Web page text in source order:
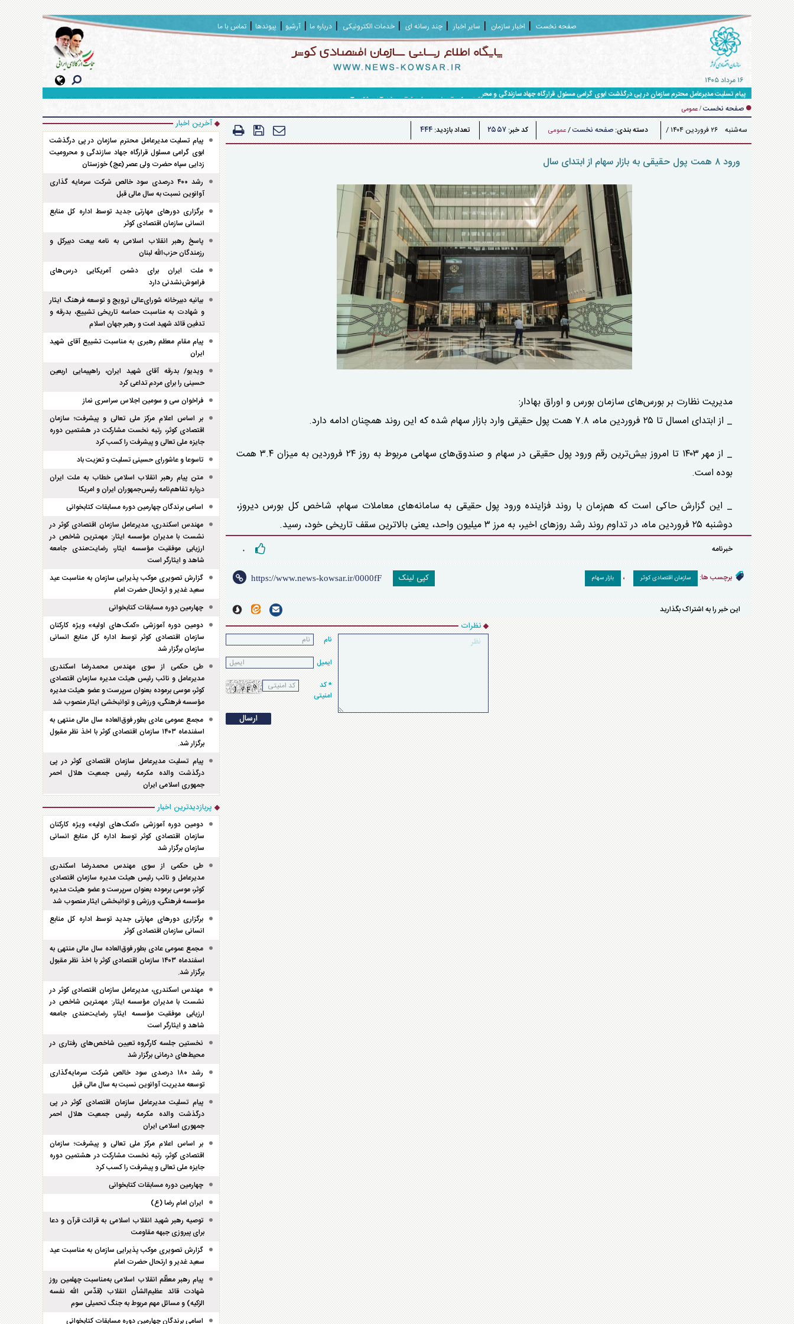
صفحه نخست اخبار سازمان سایر اخبار چند رسانه ای خدمات الکترونیکی درباره ما آرشیو پیوندها تماس با ما
۱۶ مرداد ۱۴۰۵
پیام تسلیت مدیرعامل محترم سازمان در پی درگذشت ابوی گرامی مسئول قرارگاه جهاد سازندگی و محرومیت زدایی سپاه حضرت ولی عصر (عج) خوزستان
صفحه نخست / عمومی
سه‌شنبه ۲۶ فروردين ۱۴۰۴ /
دسته بندی: صفحه نخست/عمومی کد خبر:۲۵۵۷ تعداد بازدید: ۴۴۴
ورود ۸ همت پول حقیقی به بازار سهام از ابتدای سال
مدیریت نظارت بر بورس‌های سازمان بورس و اوراق بهادار:
_ از ابتدای امسال تا ۲۵ فروردین ماه، ۷.۸ همت پول حقیقی وارد بازار سهام شده که این روند همچنان ادامه دارد.
_ از مهر ۱۴۰۳ تا امروز بیش‌ترین رقم ورود پول حقیقی در سهام و صندوق‌های سهامی مربوط به روز ۲۴ فروردین به میزان ۳.۴ همت
بوده است.
_ این گزارش حاکی است که هم‌زمان با روند فزاینده ورود پول حقیقی به سامانه‌های معاملات سهام، شاخص کل بورس دیروز،
دوشنبه ۲۵ فروردین ماه، در تداوم روند رشد روز‌های اخیر، به مرز ۳ میلیون واحد، یعنی بالاترین سقف تاریخی خود، رسید.
خبرنامه ۰
برچسب ها: سازمان اقتصادی کوثر ، بازار سهام کپی لینک
این خبر را به اشتراک بگذارید
نظرات
نام
ایمیل
* کد
امنیتی
آخرین اخبار
پیام تسلیت مدیرعامل محترم سازمان در پی درگذشت
ابوی گرامی مسئول قرارگاه جهاد سازندگی و محرومیت
زدایی سپاه حضرت ولی عصر (عج) خوزستان
رشد ۴۰۰ درصدی سود خالص شرکت سرمایه گذاری
آوانوین نسبت به سال مالی قبل
برگزاری دور‌های مهارتی جدید توسط اداره کل منابع
انسانی سازمان اقتصادی کوثر
پاسخ رهبر انقلاب اسلامی به نامه بیعت دبیرکل و
رزمندگان حزب‌الله لبنان
ملت ایران برای دشمن آمریکایی درس‌های
فراموش‌نشدنی دارد
بیانیه دبیرخانه شورای‌عالی ترویج و توسعه فرهنگ ایثار
و شهادت به مناسبت حماسه تاریخی تشییع، بدرقه و
تدفین قائد شهید امت و رهبر جهان اسلام
پیام مقام معظم رهبری به مناسبت تشییع آقای شهید
ایران
ویدیو/ بدرقه آقای شهید ایران، راهپیمایی اربعین
حسینی را برای مردم تداعی کرد
فراخوان سی و سومین اجلاس سراسری نماز
بر اساس اعلام مرکز ملی تعالی و پیشرفت؛ سازمان
اقتصادی کوثر، رتبه نخست مشارکت در هشتمین دوره
جایزه ملی تعالی و پیشرفت را کسب کرد
تاسوعا و عاشورای حسینی تسلیت و تعزیت باد
متن پیام رهبر انقلاب اسلامی خطاب به ملت ایران
درباره تفاهم‌نامه رئیس‌جمهوران ایران و امریکا
اسامی برندگان چهارمین دوره مسابقات کتابخوانی
مهندس اسکندری، مدیرعامل سازمان اقتصادی کوثر در
نشست با مدیران مؤسسه ایثار: مهمترین شاخص در
ارزیابی موفقیت مؤسسه ایثار، رضایت‌مندی جامعه
شاهد و ایثارگر است
گزارش تصویری موکب پذیرایی سازمان به مناسبت عید
سعید غدیر و ارتحال حضرت امام
چهارمین دوره مسابقات کتابخوانی
دومین دوره آموزشی «کمک‌های اولیه» ویژه کارکنان
سازمان اقتصادی کوثر توسط اداره کل منابع انسانی
سازمان برگزار شد
طی حکمی از سوی مهندس محمدرضا اسکندری
مدیرعامل و نائب رئیس هیئت مدیره سازمان اقتصادی
کوثر، موسی برموده بعنوان سرپرست و عضو هیئت مدیره
مؤسسه فرهنگی، ورزشی و توانبخشی ایثار منصوب شد
مجمع عمومی عادی بطور فوق‌العاده سال مالی منتهی به
اسفند‌ماه ۱۴۰۳ سازمان اقتصادی کوثر با اخذ نظر مقبول
برگزار شد.
پیام تسلیت مدیرعامل سازمان اقتصادی کوثر در پی
درگذشت والده مکرمه رئیس جمعیت هلال احمر
جمهوری اسلامی ایران
پربازدیدترین اخبار
دومین دوره آموزشی «کمک‌های اولیه» ویژه کارکنان
سازمان اقتصادی کوثر توسط اداره کل منابع انسانی
سازمان برگزار شد
طی حکمی از سوی مهندس محمدرضا اسکندری
مدیرعامل و نائب رئیس هیئت مدیره سازمان اقتصادی
کوثر، موسی برموده بعنوان سرپرست و عضو هیئت مدیره
مؤسسه فرهنگی، ورزشی و توانبخشی ایثار منصوب شد
برگزاری دور‌های مهارتی جدید توسط اداره کل منابع
انسانی سازمان اقتصادی کوثر
مجمع عمومی عادی بطور فوق‌العاده سال مالی منتهی به
اسفند‌ماه ۱۴۰۳ سازمان اقتصادی کوثر با اخذ نظر مقبول
برگزار شد.
مهندس اسکندری، مدیرعامل سازمان اقتصادی کوثر در
نشست با مدیران مؤسسه ایثار: مهمترین شاخص در
ارزیابی موفقیت مؤسسه ایثار، رضایت‌مندی جامعه
شاهد و ایثارگر است
نخستین جلسه کارگروه تعیین شاخص‌های رفتاری در
محیط‌های درمانی برگزار شد
رشد ۱۸۰ درصدی سود خالص شرکت سرمایه‌گذاری
توسعه مدیریت آوانوین نسبت به سال مالی قبل
پیام تسلیت مدیرعامل سازمان اقتصادی کوثر در پی
درگذشت والده مکرمه رئیس جمعیت هلال احمر
جمهوری اسلامی ایران
بر اساس اعلام مرکز ملی تعالی و پیشرفت؛ سازمان
اقتصادی کوثر، رتبه نخست مشارکت در هشتمین دوره
جایزه ملی تعالی و پیشرفت را کسب کرد
چهارمین دوره مسابقات کتابخوانی
ایران امام رضا (ع)
توصیه رهبر شهید انقلاب اسلامی به قرائت قرآن و دعا
برای پیروزی جبهه مقاومت
گزارش تصویری موکب پذیرایی سازمان به مناسبت عید
سعید غدیر و ارتحال حضرت امام
پیام رهبر معظّم انقلاب اسلامی به‌مناسبت چهلمین روز
شهادت قائد عظیم‌الشأن انقلاب (قدّس الله نفسه
الزکیه) و مسائل مهم مربوط به جنگ تحمیلی سوم
اسامی برندگان چهارمین دوره مسابقات کتابخوانی